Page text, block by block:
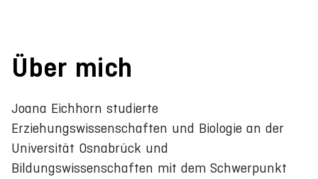
Über mich
Joana Eichhorn studierte
Erziehungswissenschaften und Biologie an der
Universität Osnabrück und
Bildungswissenschaften mit dem Schwerpunkt